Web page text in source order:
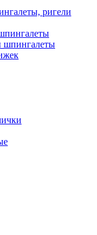
ригели
шпингалеты